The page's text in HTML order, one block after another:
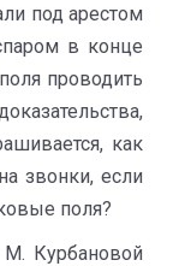
под арестом
в конце
проводить
как
звонки, если
поля?
Курбановой